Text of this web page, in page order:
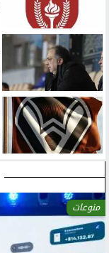
منوعات